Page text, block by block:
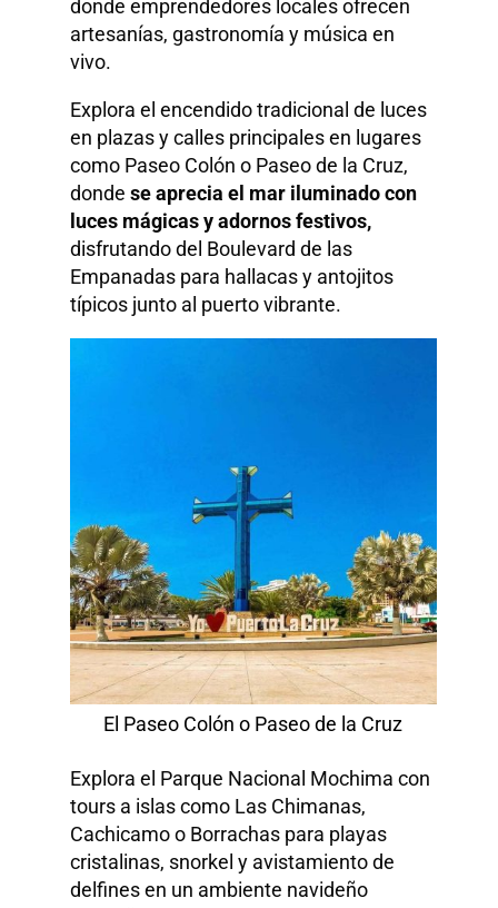
donde emprendedores locales ofrecen
artesanías, gastronomía y música en
vivo.​
Explora el encendido tradicional de luces
en plazas y calles principales en lugares
como Paseo Colón o Paseo de la Cruz,
donde se aprecia el mar iluminado con
luces mágicas y adornos festivos,
disfrutando del Boulevard de las
Empanadas para hallacas y antojitos
típicos junto al puerto vibrante.
El Paseo Colón o Paseo de la Cruz
Explora el Parque Nacional Mochima con
tours a islas como Las Chimanas,
Cachicamo o Borrachas para playas
cristalinas, snorkel y avistamiento de
delfines en un ambiente navideño